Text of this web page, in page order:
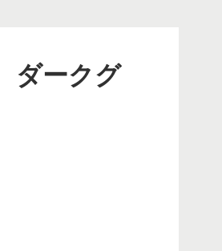
ダークグ